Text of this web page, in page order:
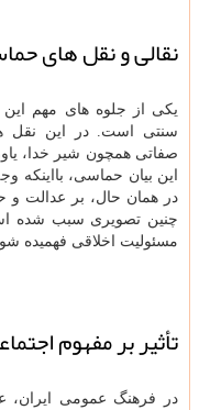
نقالی و نقل های
یکی از جلوه های مهم
سنتی است. در این نقل
صفاتی همچون شیر خدا،
این بیان حماسی، بااینکه
در همان حال، بر عدالت و
چنین تصویری سبب شده
مسئولیت اخلاقی فهمیده
تأثیر بر مفهوم
در فرهنگ عمومی ایران،